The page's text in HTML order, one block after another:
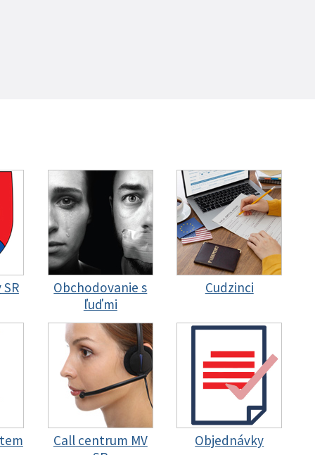
Obchodovanie s
ľuďmi
Cudzinci
Call centrum MV
Objednávky